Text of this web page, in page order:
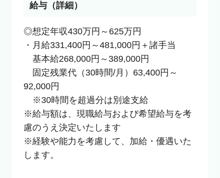
給与（詳細）
◎想定年収430万円～625万円
・月給331,400円～481,000円＋諸手当
基本給268,000円～389,000円
固定残業代（30時間/月）63,400円～
92,000円
※30時間を超過分は別途支給
※給与額は、現職給与および希望給与を考
慮のうえ決定いたします
※経験や能力を考慮して、加給・優遇いた
します。